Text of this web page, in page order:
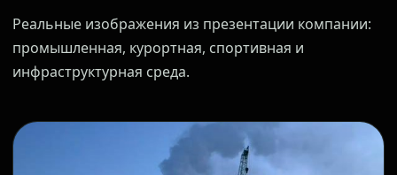
Реальные изображения из презентации компании:
промышленная, курортная, спортивная и
инфраструктурная среда.